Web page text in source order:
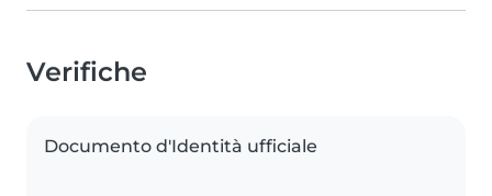
Verifiche
Documento d'Identità ufficiale